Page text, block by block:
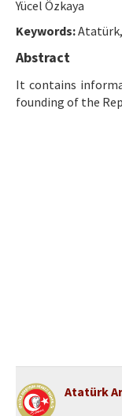
Yayın İlkeleri
Etik İlkeler
Yazar Rehberi
Yücel Özkaya
Keywords:Atatürk,
Abstract
It contains
founding of the
Atatürk